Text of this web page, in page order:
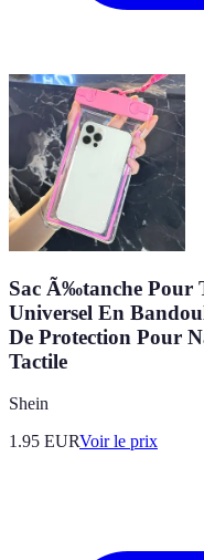
Sac Ã‰tanche
Universel En
De Protection Pour
Tactile
Shein
1.95 EURVoir le prix